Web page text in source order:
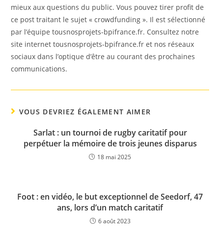
mieux aux questions du public. Vous pouvez tirer profit de
ce post traitant le sujet « crowdfunding ». Il est sélectionné
par l’équipe tousnosprojets-bpifrance.fr. Consultez notre
site internet tousnosprojets-bpifrance.fr et nos réseaux
sociaux dans l’optique d’être au courant des prochaines
communications.
VOUS DEVRIEZ ÉGALEMENT AIMER
Sarlat : un tournoi de rugby caritatif pour
perpétuer la mémoire de trois jeunes disparus
18 mai 2025
Foot : en vidéo, le but exceptionnel de Seedorf, 47
ans, lors d’un match caritatif
6 août 2023